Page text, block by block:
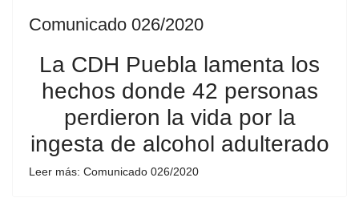
Comunicado 026/2020
La CDH Puebla lamenta los
hechos donde 42 personas
perdieron la vida por la
ingesta de alcohol adulterado
Leer más: Comunicado 026/2020